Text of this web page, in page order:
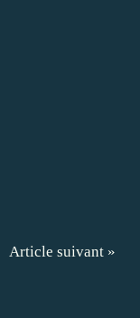
Article suivant »